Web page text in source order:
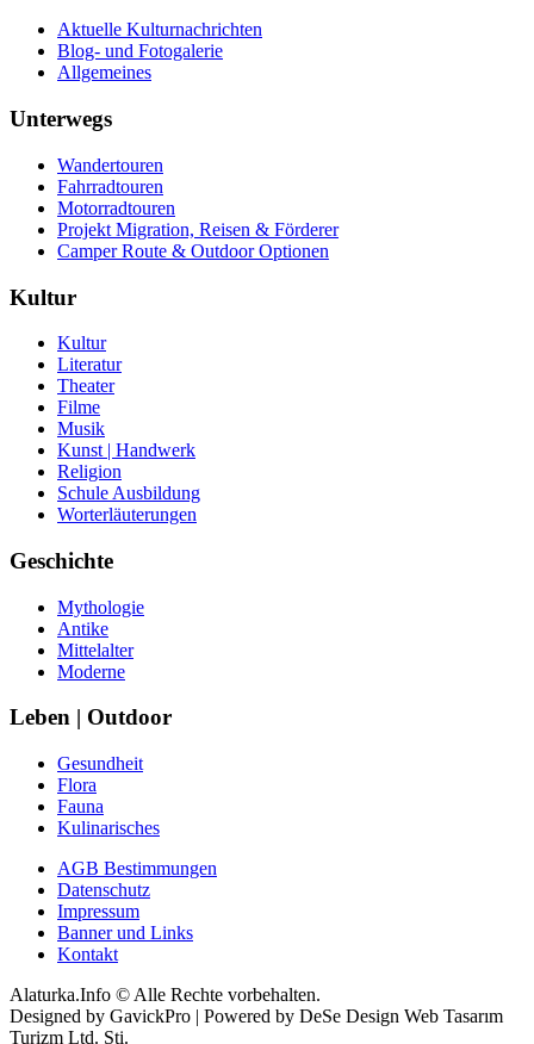
Aktuelle Kulturnachrichten
Blog- und Fotogalerie
Allgemeines
Unterwegs
Wandertouren
Fahrradtouren
Motorradtouren
Projekt Migration, Reisen & Förderer
Camper Route & Outdoor Optionen
Kultur
Kultur
Literatur
Theater
Filme
Musik
Kunst | Handwerk
Religion
Schule Ausbildung
Worterläuterungen
Geschichte
Mythologie
Antike
Mittelalter
Moderne
Leben | Outdoor
Gesundheit
Flora
Fauna
Kulinarisches
AGB Bestimmungen
Datenschutz
Impressum
Banner und Links
Kontakt
Alaturka.Info © Alle Rechte vorbehalten.
Designed by GavickPro | Powered by DeSe Design Web Tasarım
Turizm Ltd. Sti.